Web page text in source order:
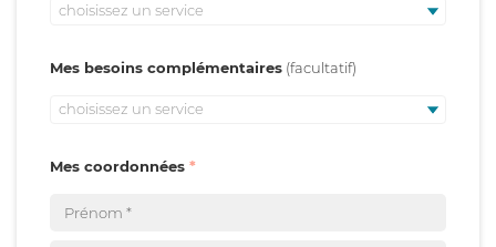
choisissez un service
Mes besoins complémentaires
choisissez un service
Mes coordonnées